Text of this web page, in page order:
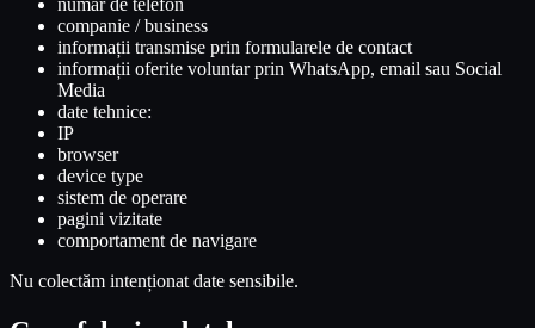
număr de telefon
companie / business
informații transmise prin formularele de contact
informații oferite voluntar prin WhatsApp, email sau Social
Media
date tehnice:
IP
browser
device type
sistem de operare
pagini vizitate
comportament de navigare
Nu colectăm intenționat date sensibile.